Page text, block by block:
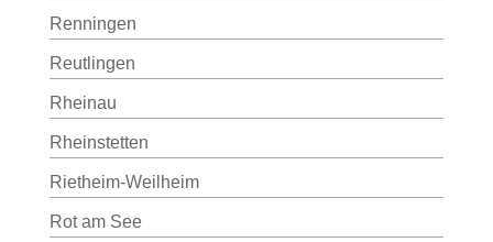
Renningen
Reutlingen
Rheinau
Rheinstetten
Rietheim-Weilheim
Rot am See